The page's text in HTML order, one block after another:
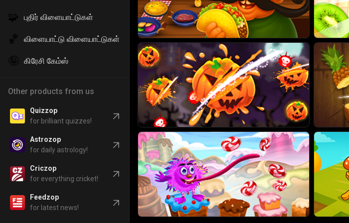
🧩
புதிர் விளையாட்டுகள்
🏀 விளையாட்டு விளையாட்டுகள்
🤪 கிரேசி கேம்ஸ்
Other products from us
Quizzop
for brilliant quizzes!
Astrozop
for daily astrology!
Criczop
for everything cricket!
Feedzop
for latest news!